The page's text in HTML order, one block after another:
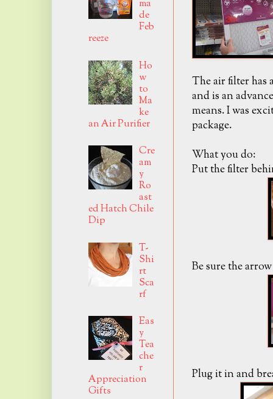
The air filter has
and is an
means. I was
package.
What you do:
Put the filter
Be sure the
Plug it in and
ma
de
Feb
reeze
Ho
w
to
Ma
ke
an Air Purifier
Cre
am
y
Ro
ast
ed Hatch Chile
Dip
T-
Shi
rt
Sca
rf
Eas
y
Tea
che
r
Appreciation
Gifts